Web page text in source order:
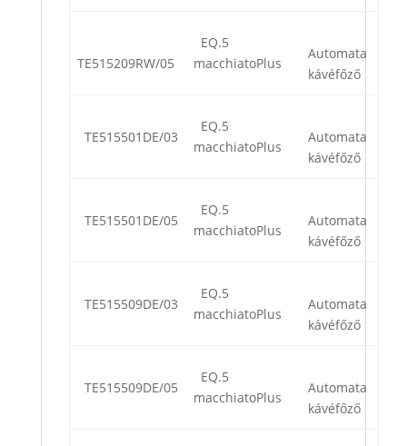
TE515209RW/05
EQ.5
macchiatoPlus
Automata
kávéfőző
TE515501DE/03
EQ.5
macchiatoPlus
Automata
kávéfőző
TE515501DE/05
EQ.5
macchiatoPlus
Automata
kávéfőző
TE515509DE/03
EQ.5
macchiatoPlus
Automata
kávéfőző
TE515509DE/05
EQ.5
macchiatoPlus
Automata
kávéfőző